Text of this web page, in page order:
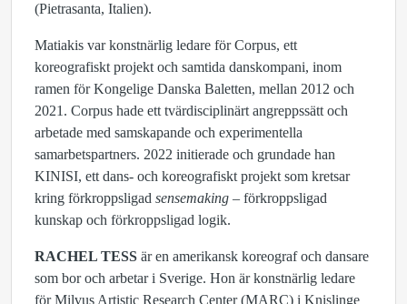
(Pietrasanta, Italien).
Matiakis var konstnärlig ledare för Corpus, ett
koreografiskt projekt och samtida danskompani, inom
ramen för Kongelige Danska Baletten, mellan 2012 och
2021. Corpus hade ett tvärdisciplinärt angreppssätt och
arbetade med samskapande och experimentella
samarbetspartners. 2022 initierade och grundade han
KINISI, ett dans- och koreografiskt projekt som kretsar
kring förkroppsligad sensemaking – förkroppsligad
kunskap och förkroppsligad logik.
RACHEL TESS är en amerikansk koreograf och dansare
som bor och arbetar i Sverige. Hon är konstnärlig ledare
för Milvus Artistic Research Center (MARC) i Knislinge